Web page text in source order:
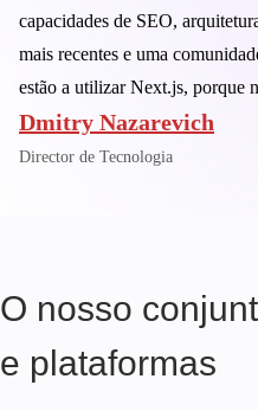
capacidades de SEO,
mais recentes e uma
estão a utilizar Next.js, porque
Dmitry Nazarevich
Director de Tecnologia
O nosso
e plataformas